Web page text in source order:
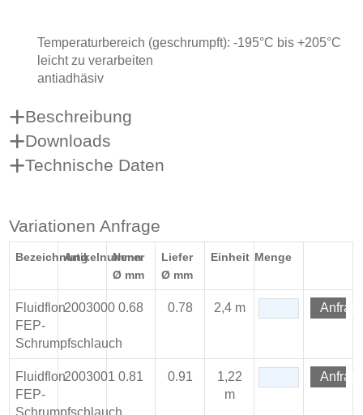
Temperaturbereich (geschrumpft): -195°C bis +205°C
leicht zu verarbeiten
antiadhäsiv
Beschreibung
Downloads
Technische Daten
Variationen Anfrage
BezeichnungArtikelnummer
Nenn
Ø mm
Liefer
Ø mm
Einheit Menge
Fluidflon
FEP-
Schrumpfschlauch
2003000 0.68 0.78 2,4 m
Fluidflon
FEP-
Schrumpfschlauch
2003001 0.81 0.91
1,22
m